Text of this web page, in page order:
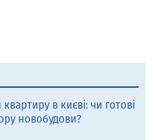
в києві: чи готові
новобудови?